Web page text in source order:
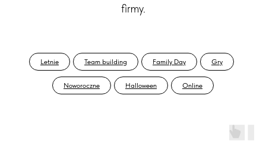
firmy.
Letnie Team building Family Day Gry
Noworoczne Halloween Online